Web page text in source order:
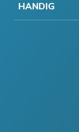
HANDIG